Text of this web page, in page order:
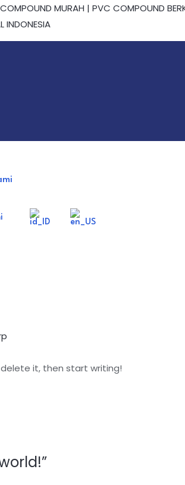
MURAH | PVC COMPOUND
INDONESIA
delete it, then start writing!